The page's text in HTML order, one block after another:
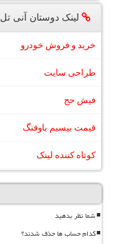
لینک دوستان آنی تل
خرید و فروش خودرو
طراحی سایت
فیش حج
قیمت بیسیم باوفنگ
کوتاه کننده لینک
شما نظر بدهید
کدام حساب ها حذف شدند؟